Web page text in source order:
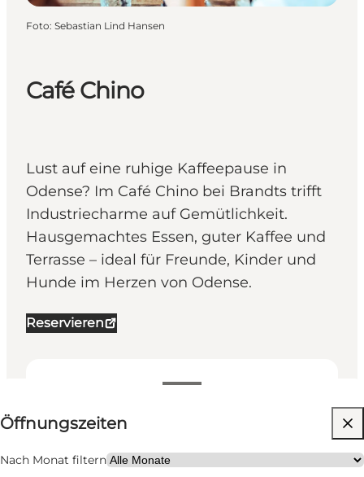
Café Chino
Lust auf eine ruhige Kaffeepause in
Odense? Im Café Chino bei Brandts trifft
Industriecharme auf Gemütlichkeit.
Hausgemachtes Essen, guter Kaffee und
Terrasse – ideal für Freunde, Kinder und
Hunde im Herzen von Odense.
Reservieren
Öffnungszeiten anzeigen
Öffnungszeiten
Nach Monat filtern
Website besuchen
Hunde erlaubt
Foto: Sebastian Lind Hansen